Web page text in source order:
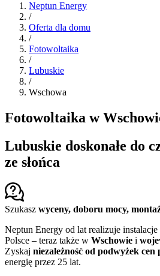
Neptun Energy
/
Oferta dla domu
/
Fotowoltaika
/
Lubuskie
/
Wschowa
Fotowoltaika w
Lubuskie doskonałe do
ze słońca
Szukasz wyceny, doboru mocy,
Neptun Energy od lat realizuje
Polsce – teraz także w Wschowie i
Zyskaj niezależność od podwyżek cen
energię przez 25 lat.